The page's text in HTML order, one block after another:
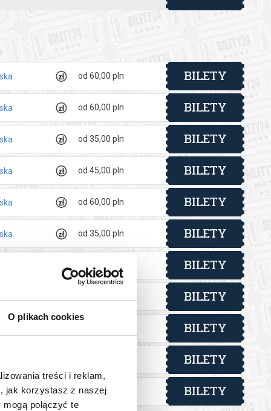
O plikach cookies
treści i reklam,
jak korzystasz z naszej
połączyć te
poczuciem humoru udowadnia, że tak. „Nie pamiętam
które często wynikają z niełatwych doświadczeń w
zwrot środków potwierdzony komunikatem
od 60,00 pln BILETY
od 60,00 pln BILETY
od 35,00 pln BILETY
od 45,00 pln BILETY
od 60,00 pln BILETY
od 35,00 pln BILETY
od 60,00 pln BILETY
BILETY
BILETY
BILETY
od 60,00 pln BILETY